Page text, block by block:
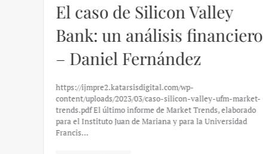
El caso de Silicon Valley
Bank: un análisis financiero
– Daniel Fernández
https://ijmpre2.katarsisdigital.com/wp-
content/uploads/2023/03/caso-silicon-valley-ufm-market-
trends.pdf El último informe de Market Trends, elaborado
para el Instituto Juan de Mariana y para la Universidad
Francis…